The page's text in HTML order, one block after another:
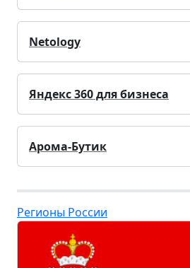
Netology
Яндекс 360 для бизнеса
Арома-Бутик
Регионы России